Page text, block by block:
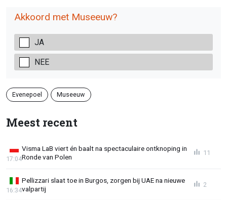
Akkoord met Museeuw?
JA
NEE
Evenepoel Museeuw
Meest recent
Visma LaB viert én baalt na spectaculaire ontknoping in
Ronde van Polen
17:04
11
Pellizzari slaat toe in Burgos, zorgen bij UAE na nieuwe
valpartij
16:34
2